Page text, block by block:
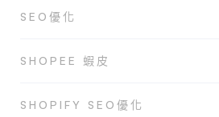
SEO優化
SHOPEE 蝦皮
SHOPIFY SEO優化